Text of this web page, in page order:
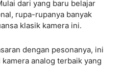
dari yang baru belajar
rupa-rupanya banyak
klasik kamera ini.
dengan pesonanya, ini
analog terbaik yang